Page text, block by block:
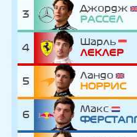
3
Джордж
РАССЕЛ
4
Шарль
ЛЕКЛЕР
5
Ландо
НОРРИС
6
Макс